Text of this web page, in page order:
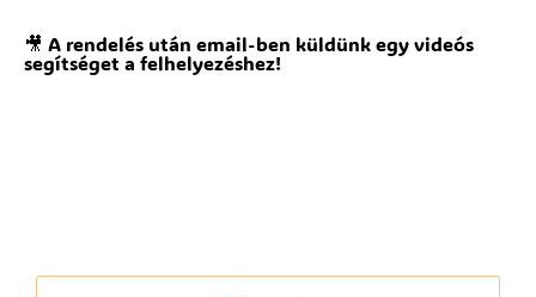
🎥 A rendelés után email-ben küldünk egy videós
segítséget a felhelyezéshez!